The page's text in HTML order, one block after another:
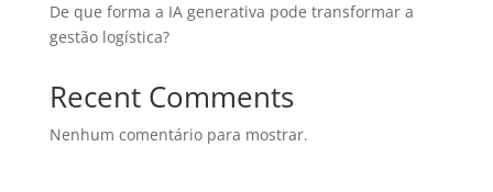
De que forma a IA generativa pode transformar a
gestão logística?
Recent Comments
Nenhum comentário para mostrar.